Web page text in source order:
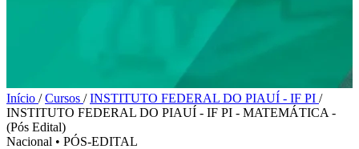
Início / Cursos / INSTITUTO FEDERAL DO PIAUÍ - IF PI /
INSTITUTO FEDERAL DO PIAUÍ - IF PI - MATEMÁTICA -
(Pós Edital)
Nacional • PÓS-EDITAL